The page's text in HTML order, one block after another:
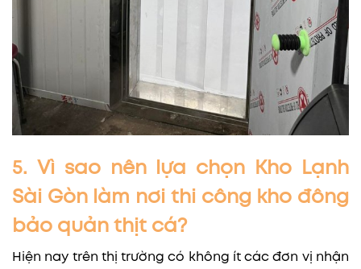
5. Vì sao nên lựa chọn Kho Lạnh
Sài Gòn làm nơi thi công kho đông
bảo quản thịt cá?
Hiện nay trên thị trường có không ít các đơn vị nhận